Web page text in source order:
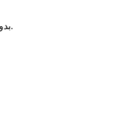
بدون تسجيل، بدون رسوم، بدون قيود مخفية. استخدمه بقدر ما تريد.